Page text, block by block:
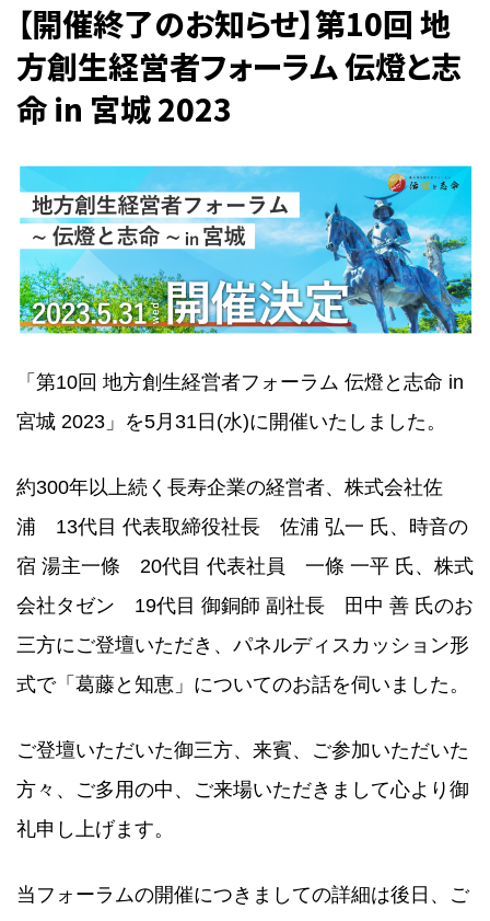
【開催終了のお知らせ】第10回 地
方創生経営者フォーラム 伝燈と志
命 in 宮城 2023
「第10回 地方創生経営者フォーラム 伝燈と志命 in
宮城 2023」を5月31日(水)に開催いたしました。
約300年以上続く長寿企業の経営者、株式会社佐
浦 13代目 代表取締役社長 佐浦 弘一 氏、時音の
宿 湯主一條 20代目 代表社員 一條 一平 氏、株式
会社タゼン 19代目 御銅師 副社長 田中 善 氏のお
三方にご登壇いただき、パネルディスカッション形
式で「葛藤と知恵」についてのお話を伺いました。
ご登壇いただいた御三方、来賓、ご参加いただいた
方々、ご多用の中、ご来場いただきまして心より御
礼申し上げます。
当フォーラムの開催につきましての詳細は後日、ご